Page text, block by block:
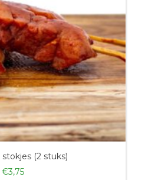
(2 stuks)
€3,75